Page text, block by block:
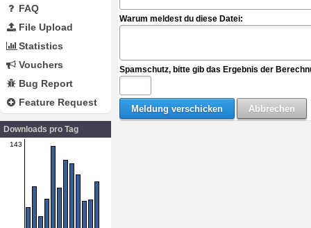
FAQ
File Upload
Statistics
Vouchers
Bug Report
Feature Request
Downloads pro Tag
143
Warum meldest du diese Datei:
Spamschutz, bitte gib das Ergebnis der